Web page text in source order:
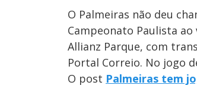
O Palmeiras não deu
Campeonato Paulista
Allianz Parque, com
Portal Correio. No jogo
O post Palmeiras tem